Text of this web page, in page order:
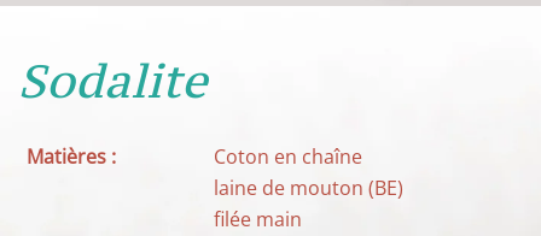
Sodalite
Matières :
Coton en chaîne
laine de mouton (BE)
filée main